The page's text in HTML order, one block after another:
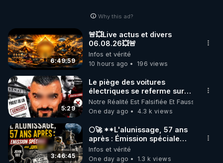
Why this ad?
6:49:59
🚨💥Live actus et divers
06.08.26💥🚨
Infos et vérité
10 hours ago
196 views
5:29
Le piège des voitures
électriques se referme sur
les usagers !
Notre Réalité Est Falsifiée Et Fausse
One day ago
4.3 k views
3:46:45
🌕🚀 **L'alunissage, 57 ans
après : Émission spéciale
avec John Doe !** 👨 🚀✨
Infos et vérité
One day ago
1.3 k views